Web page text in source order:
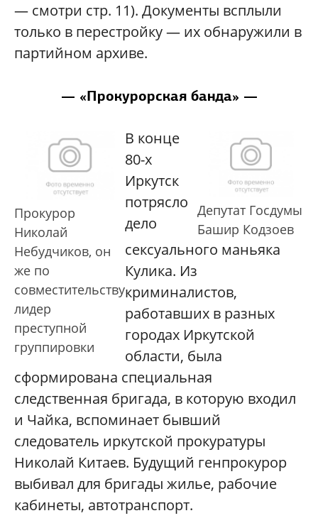
— смотри стр. 11). Документы всплыли
только в перестройку — их обнаружили в
партийном архиве.
— «Прокурорская банда» —
Прокурор
Николай
Небудчиков, он
же по
совместительству
лидер
преступной
группировки
Депутат Госдумы
Башир Кодзоев
В конце
80-х
Иркутск
потрясло
дело
сексуального маньяка
Кулика. Из
криминалистов,
работавших в разных
городах Иркутской
области, была
сформирована специальная
следственная бригада, в которую входил
и Чайка, вспоминает бывший
следователь иркутской прокуратуры
Николай Китаев. Будущий генпрокурор
выбивал для бригады жилье, рабочие
кабинеты, автотранспорт.